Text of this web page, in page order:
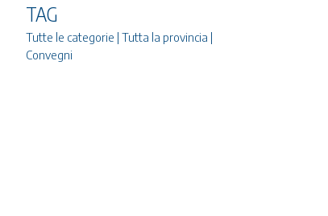
TAG
Tutte le categorie | Tutta la provincia |
Convegni